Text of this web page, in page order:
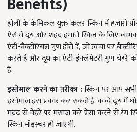
होली के केमिकल युक्त कलर स्किन में हज़ारो
ऐसे में दूध और शहद हमारी स्किन के लिए
एंटी-बैक्टीरियल गुण होते हैं, जो त्वचा पर
करते हैं और दूध का एंटी-इंफ्लेमेटरी गुण चेहरे
हैं.
इस्तेमाल करने का तरीका:स्किन पर आप
इस्तेमाल इस प्रकार कर सकते है. कच्चे दूध में
मदद से चेहरे पर मसाज करें ऐसा करने से रंग
स्किन मॉइस्चर हो जाएगी.